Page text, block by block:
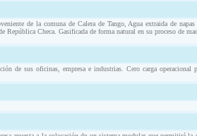
de la comuna de Calera de Tango, Agua extraida de napas
Checa. Gasificada de forma natural en su proceso de
de sus oficinas, empresa e industrias. Cero carga operacional